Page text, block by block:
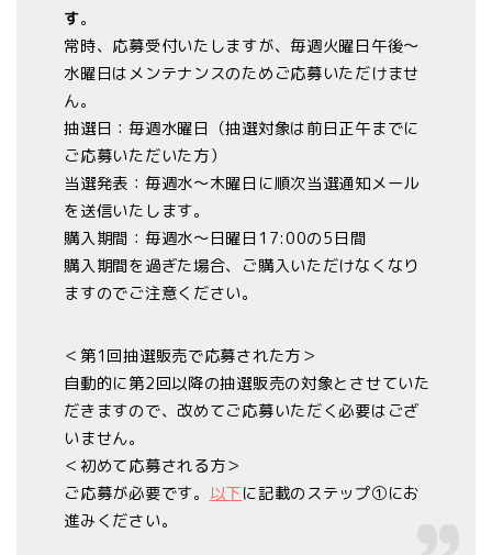
す。
常時、応募受付いたしますが、毎週火曜日午後～
水曜日はメンテナンスのためご応募いただけませ
ん。
抽選日：毎週水曜日（抽選対象は前日正午までに
ご応募いただいた方）
当選発表：毎週水～木曜日に順次当選通知メール
を送信いたします。
購入期間：毎週水～日曜日17:00の5日間
購入期間を過ぎた場合、ご購入いただけなくなり
ますのでご注意ください。
＜第1回抽選販売で応募された方＞
自動的に第2回以降の抽選販売の対象とさせていた
だきますので、改めてご応募いただく必要はござ
いません。
＜初めて応募される方＞
ご応募が必要です。 以下に記載のステップ①にお
進みください。